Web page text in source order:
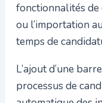
fonctionnalités de
ou l’importation
temps de
L’ajout d’une
processus de